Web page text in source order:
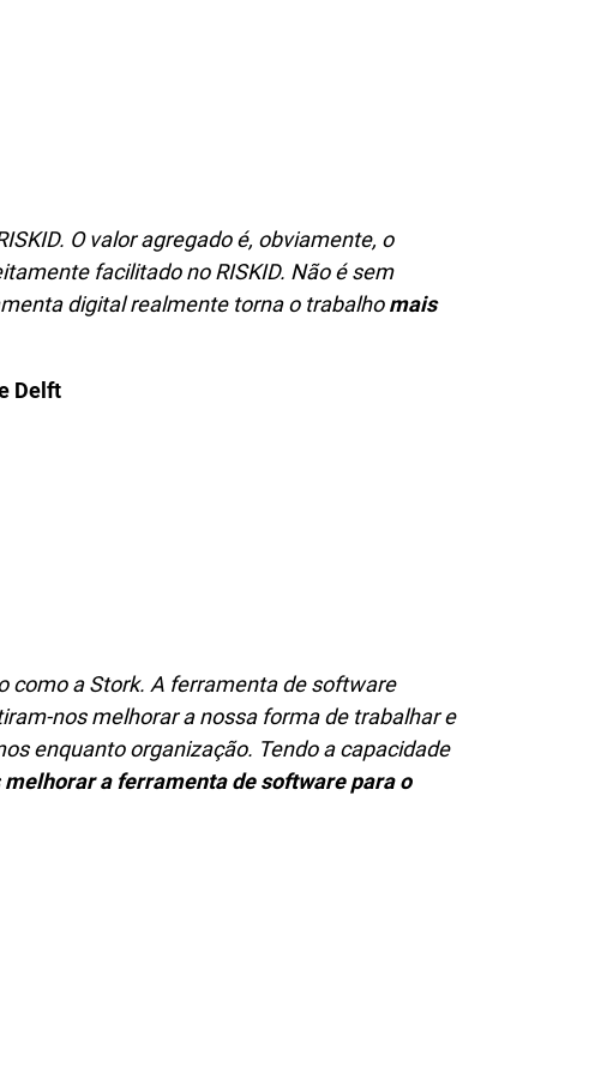
O valor agregado é, obviamente, o
facilitado no RISKID. Não é sem
digital realmente torna o trabalhomais
Delft
como a Stork. A ferramenta de software
nos melhorar a nossa forma de trabalhar e
enquanto organização. Tendo a capacidade
melhorar a ferramenta de software para o